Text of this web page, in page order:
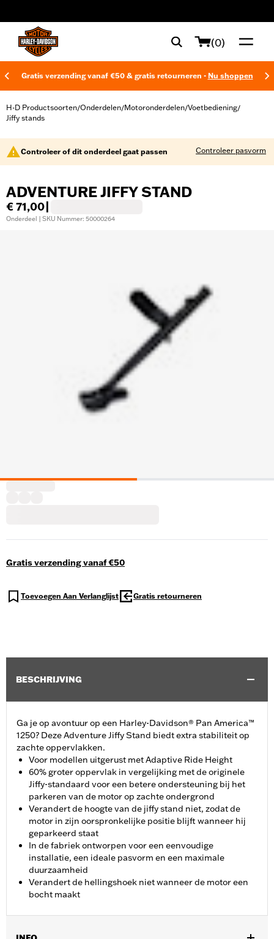
(0)
Gratis verzending vanaf €50 & gratis retourneren - Nu shoppen
H-D Productsoorten/Onderdelen/Motoronderdelen/Voetbediening/
Jiffy stands
Controleer of dit onderdeel gaat passen Controleer pasvorm
ADVENTURE JIFFY STAND
€ 71,00
Onderdeel | SKU Nummer: 50000264
Gratis verzending vanaf €50
Toevoegen Aan Verlanglijst Gratis retourneren
BESCHRIJVING
Ga je op avontuur op een Harley-Davidson® Pan America™
1250? Deze Adventure Jiffy Stand biedt extra stabiliteit op
zachte oppervlakken.
Voor modellen uitgerust met Adaptive Ride Height
60% groter oppervlak in vergelijking met de originele
Jiffy-standaard voor een betere ondersteuning bij het
parkeren van de motor op zachte ondergrond
Verandert de hoogte van de jiffy stand niet, zodat de
motor in zijn oorspronkelijke positie blijft wanneer hij
geparkeerd staat
In de fabriek ontworpen voor een eenvoudige
installatie, een ideale pasvorm en een maximale
duurzaamheid
Verandert de hellingshoek niet wanneer de motor een
bocht maakt